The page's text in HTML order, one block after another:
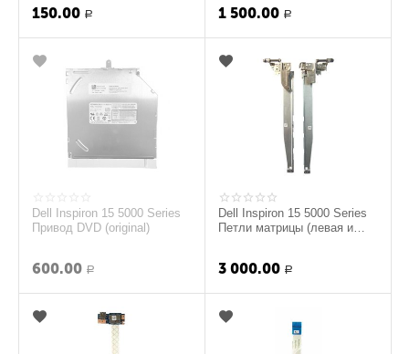
150.00 Р 1 500.00 Р
Dell Inspiron 15 5000 Series
Привод DVD (original)
600.00 Р
Dell Inspiron 15 5000 Series
Петли матрицы (левая и
3 000.00 Р